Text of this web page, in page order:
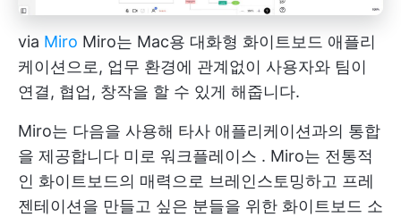
via Miro Miro는 Mac용 대화형 화이트보드 애플리
케이션으로, 업무 환경에 관계없이 사용자와 팀이
연결, 협업, 창작을 할 수 있게 해줍니다.
Miro는 다음을 사용해 타사 애플리케이션과의 통합
을 제공합니다 미로 워크플레이스 . Miro는 전통적
인 화이트보드의 매력으로 브레인스토밍하고 프레
젠테이션을 만들고 싶은 분들을 위한 화이트보드 소